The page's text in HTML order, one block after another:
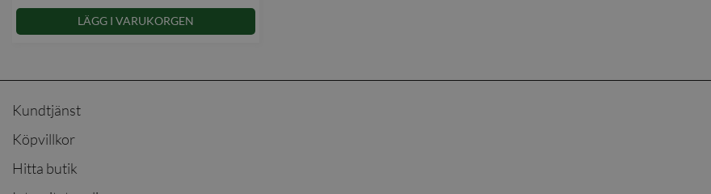
LÄGG I VARUKORGEN
Kundtjänst
Köpvillkor
Hitta butik